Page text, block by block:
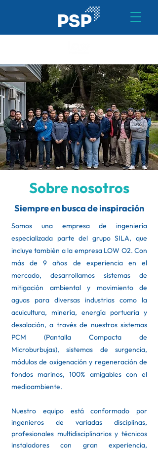
Sobre nosotros
Siempre en busca de inspiración
Somos una empresa de ingeniería
especializada parte del grupo SILA, que
incluye también a la empresa LOW O2. Con
más de 9 años de experiencia en el
mercado, desarrollamos sistemas de
mitigación ambiental y movimiento de
aguas para diversas industrias como la
acuicultura, minería, energía portuaria y
desalación, a través de nuestros sistemas
PCM (Pantalla Compacta de
Microburbujas), sistemas de surgencia,
módulos de oxigenación y regeneración de
fondos marinos, 100% amigables con el
medioambiente.
Nuestro equipo está conformado por
ingenieros de variadas disciplinas,
profesionales multidisciplinarios y técnicos
instaladores con gran experiencia,